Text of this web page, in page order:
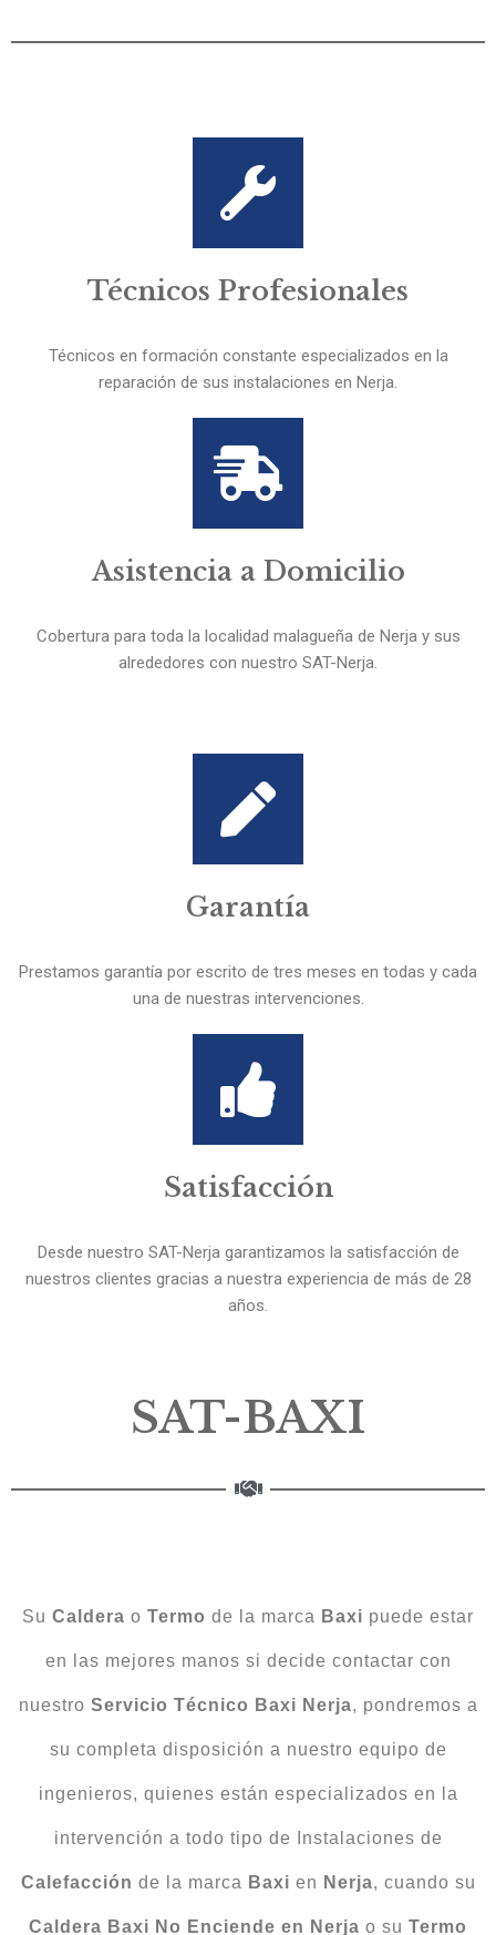
Técnicos Profesionales
Técnicos en formación constante especializados en la
reparación de sus instalaciones en Nerja.
Asistencia a Domicilio
Cobertura para toda la localidad malagueña de Nerja y sus
alrededores con nuestro SAT-Nerja.
Garantía
Prestamos garantía por escrito de tres meses en todas y cada
una de nuestras intervenciones.
Satisfacción
Desde nuestro SAT-Nerja garantizamos la satisfacción de
nuestros clientes gracias a nuestra experiencia de más de 28
años.
SAT-BAXI
Su Caldera o Termo de la marca Baxi puede estar
en las mejores manos si decide contactar con
nuestro Servicio Técnico Baxi Nerja, pondremos a
su completa disposición a nuestro equipo de
ingenieros, quienes están especializados en la
intervención a todo tipo de Instalaciones de
Calefacción de la marca Baxi en Nerja, cuando su
Caldera Baxi No Enciende en Nerja o su Termo